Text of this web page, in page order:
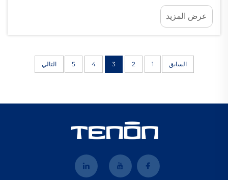
من أجهزة أتمتة المنزل ليختارها العميل. تُوفر الأقفال
الذكية توفير الوقت والراحة البالغة من خلال تمكينك من
التحكم في الوصول إلى منزلك من...
عرض المزيد
السابق 1
2
3
4
5 التالي